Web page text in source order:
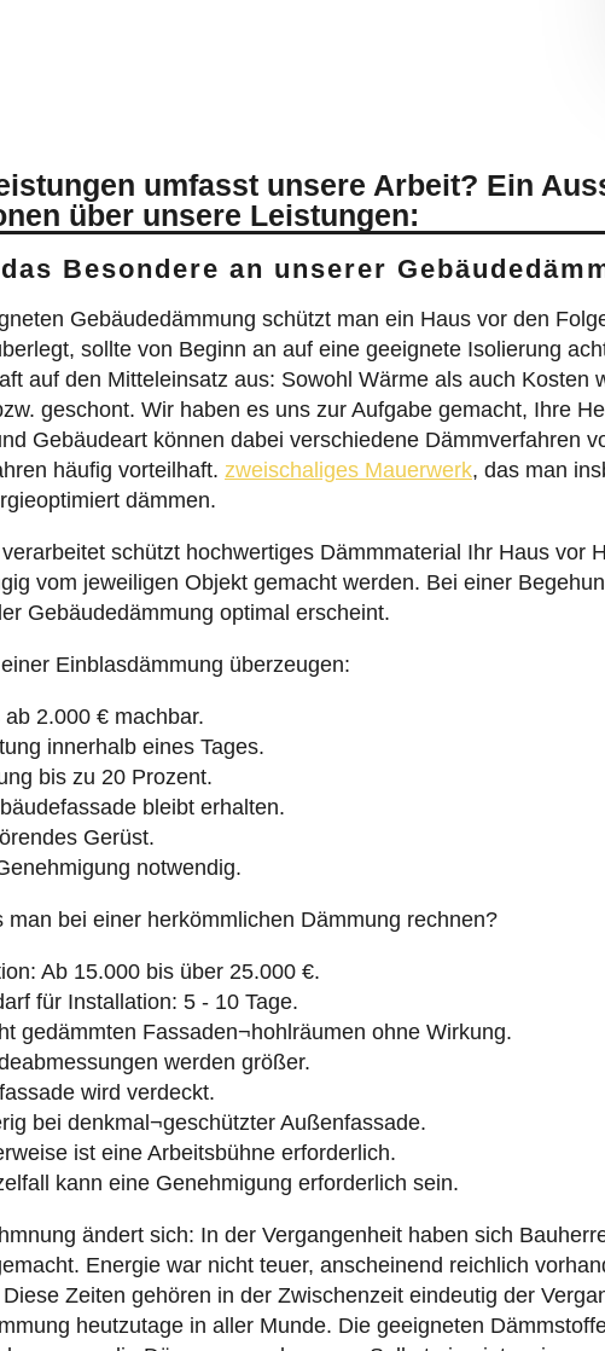
umfasst unsere Arbeit? Ein
über unsere Leistungen:
Besondere an unserer
Gebäudedämmung schützt man ein Haus vor den
sollte von Beginn an auf eine geeignete Isolierung
auf den Mitteleinsatz aus: Sowohl Wärme als auch Kosten
geschont. Wir haben es uns zur Aufgabe gemacht, Ihre
Gebäudeart können dabei verschiedene Dämmverfahren
häufig vorteilhaft. zweischaliges Mauerwerk, das man
dämmen.
schützt hochwertiges Dämmmaterial Ihr Haus vor
vom jeweiligen Objekt gemacht werden. Bei einer
Gebäudedämmung optimal erscheint.
Einblasdämmung überzeugen:
ab 2.000 € machbar.
innerhalb eines Tages.
bis zu 20 Prozent.
bleibt erhalten.
Gerüst.
notwendig.
man bei einer herkömmlichen Dämmung rechnen?
Ab 15.000 bis über 25.000 €.
für Installation: 5 - 10 Tage.
gedämmten Fassaden¬hohlräumen ohne Wirkung.
werden größer.
wird verdeckt.
bei denkmal¬geschützter Außenfassade.
ist eine Arbeitsbühne erforderlich.
kann eine Genehmigung erforderlich sein.
ändert sich: In der Vergangenheit haben sich
Energie war nicht teuer, anscheinend reichlich
Zeiten gehören in der Zwischenzeit eindeutig der
heutzutage in aller Munde. Die geeigneten